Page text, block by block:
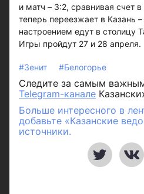
и матч – 3:2, сравнивая счет
теперь переезжает в Казань
настроением едут в столицу
Игры пройдут 27 и 28 апреля.
#Зенит #Белогорье
Следите за самым
Telegram-канале
Больше интересного в
добавьте «Казанские
источники.